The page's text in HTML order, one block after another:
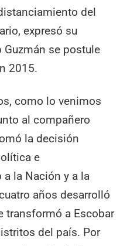
del
expresó su
Guzmán se postule
2015.
como lo venimos
al compañero
la decisión
e
la Nación y a la
años desarrolló
transformó a Escobar
del país. Por